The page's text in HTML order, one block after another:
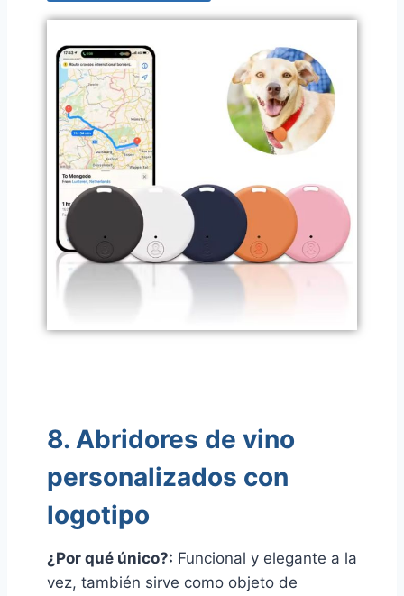
8. Abridores de vino
personalizados con
logotipo
¿Por qué único?: Funcional y elegante a la
vez, también sirve como objeto de